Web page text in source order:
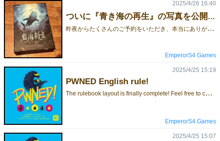
ついに『青き海の再生』の写真を公開します
昨
夜からたくさんのご予約をいただき、本当にありがとうございます！ついに『青き海の再生』が手元に届きました！写真を撮りました。ぜひ一緒にご覧ください。カードやトークンのクオリティも非常に高く、ルールブックは日本語・英語・繁体中国語の3言語に対応しています。このゲームに関する詳しい内容とルールブックはこちらでご覧いただけます。予約はこちらからどうぞ。今回のゲムマ2025春は合同出展で、【エリア-38】にて出展いたします。
2025/4/26 16:40
EmperorS4 Games
PWNED English rule!
T
he rulebook layout is finally complete! Feel free to check it out. If you're interested, we'd love for you to reserve a copy~(You can open the image in a new tab to view it in full size!)Complete PDF downloadBGG game pageFor this Game Market 2025 Spring, we will be exhibiting as part of a joint booth at Area-38.》》Pre-order Form《《 Sorry it's only in Japanese. You can contact service@emperorS4.com in English.
2025/4/25 15:19
EmperorS4 Games
2025/4/25 15:07